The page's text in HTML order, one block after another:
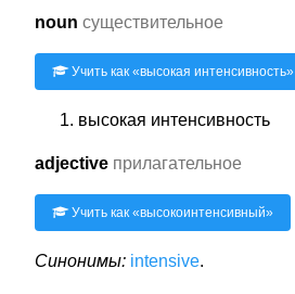
noun существительное
Учить как «высокая интенсивность»
высокая интенсивность
adjective прилагательное
Учить как «высокоинтенсивный»
Синонимы: intensive.